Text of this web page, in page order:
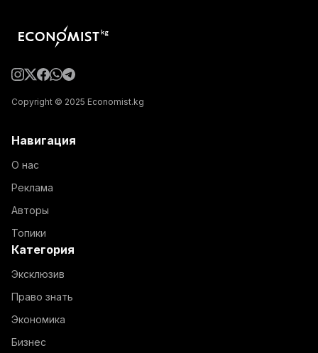
Copyright © 2025 Economist.kg
Навигация
О нас
Реклама
Авторы
Топики
Категория
Эксклюзив
Право знать
Экономика
Бизнес